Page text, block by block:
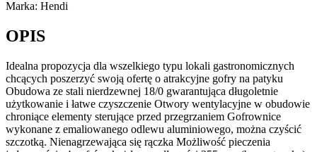
Marka: Hendi
OPIS
Idealna propozycja dla wszelkiego typu lokali gastronomicznych
chcących poszerzyć swoją ofertę o atrakcyjne gofry na patyku
Obudowa ze stali nierdzewnej 18/0 gwarantująca długoletnie
użytkowanie i łatwe czyszczenie Otwory wentylacyjne w obudowie
chroniące elementy sterujące przed przegrzaniem Gofrownice
wykonane z emaliowanego odlewu aluminiowego, można czyścić
szczotką. Nienagrzewająca się rączka Możliwość pieczenia